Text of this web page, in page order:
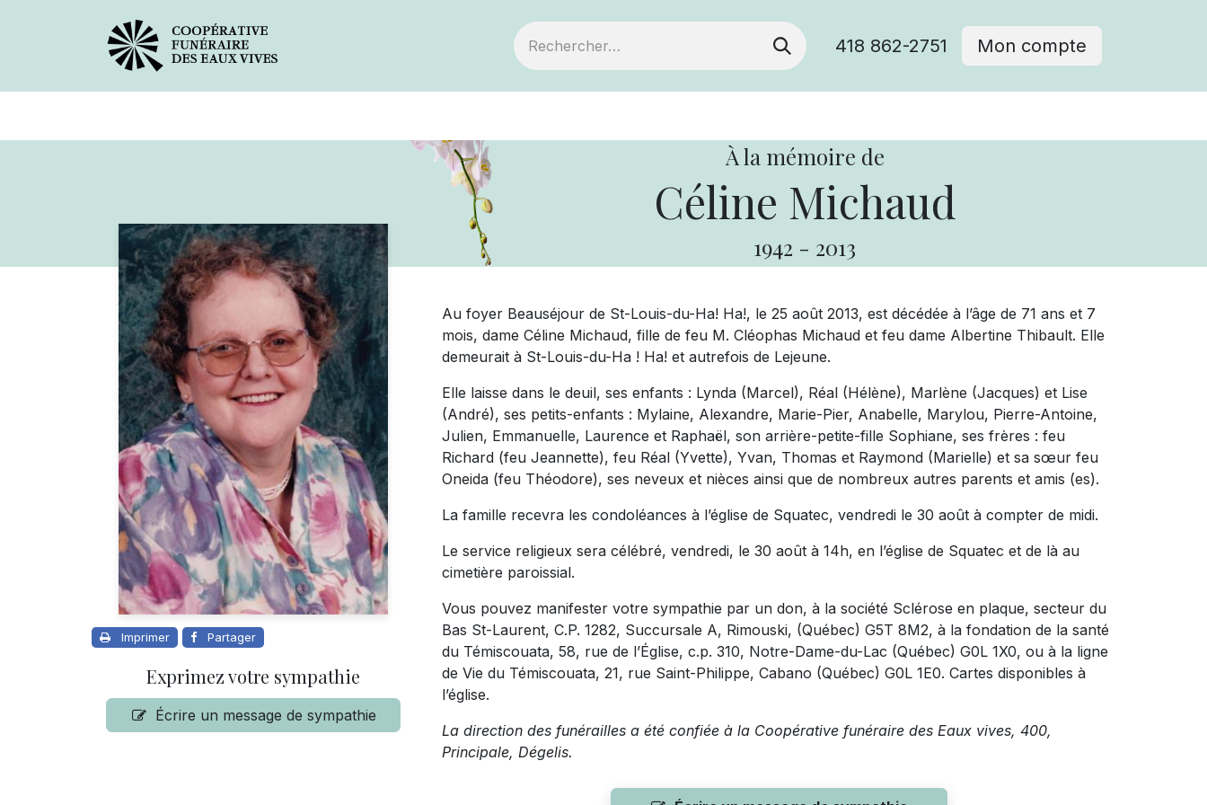
418 862-2751 Mon compte
À la mémoire de
Céline Michaud
1942 - 2013
Imprimer Partager
Exprimez votre sympathie
Écrire un message de sympathie
Au foyer Beauséjour de St-Louis-du-Ha! Ha!, le 25 août 2013, est décédée à l’âge de 71 ans et 7
mois, dame Céline Michaud, fille de feu M. Cléophas Michaud et feu dame Albertine Thibault. Elle
demeurait à St-Louis-du-Ha ! Ha! et autrefois de Lejeune.
Elle laisse dans le deuil, ses enfants : Lynda (Marcel), Réal (Hélène), Marlène (Jacques) et Lise
(André), ses petits-enfants : Mylaine, Alexandre, Marie-Pier, Anabelle, Marylou, Pierre-Antoine,
Julien, Emmanuelle, Laurence et Raphaël, son arrière-petite-fille Sophiane, ses frères : feu
Richard (feu Jeannette), feu Réal (Yvette), Yvan, Thomas et Raymond (Marielle) et sa sœur feu
Oneida (feu Théodore), ses neveux et nièces ainsi que de nombreux autres parents et amis (es).
La famille recevra les condoléances à l’église de Squatec, vendredi le 30 août à compter de midi.
Le service religieux sera célébré, vendredi, le 30 août à 14h, en l’église de Squatec et de là au
cimetière paroissial.
Vous pouvez manifester votre sympathie par un don, à la société Sclérose en plaque, secteur du
Bas St-Laurent, C.P. 1282, Succursale A, Rimouski, (Québec) G5T 8M2, à la fondation de la santé
du Témiscouata, 58, rue de l’Église, c.p. 310, Notre-Dame-du-Lac (Québec) G0L 1X0, ou à la ligne
de Vie du Témiscouata, 21, rue Saint-Philippe, Cabano (Québec) G0L 1E0. Cartes disponibles à
l’église.
La direction des funérailles a été confiée à la Coopérative funéraire des Eaux vives, 400,
Principale, Dégelis.